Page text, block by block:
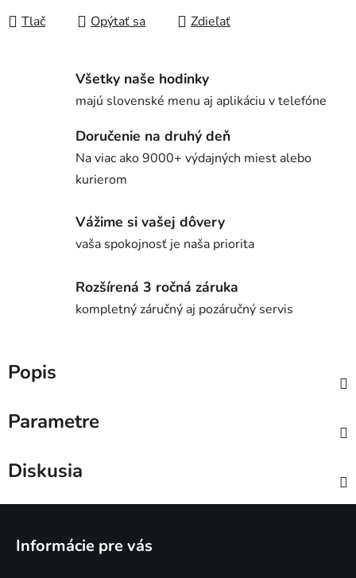
Tlač Opýtať sa Zdieľať
Všetky naše hodinky
majú slovenské menu aj aplikáciu v telefóne
Doručenie na druhý deň
Na viac ako 9000+ výdajných miest alebo
kurierom
Vážime si vašej dôvery
vaša spokojnosť je naša priorita
Rozšírená 3 ročná záruka
kompletný záručný aj pozáručný servis
Popis
Parametre
Diskusia
Informácie pre vás